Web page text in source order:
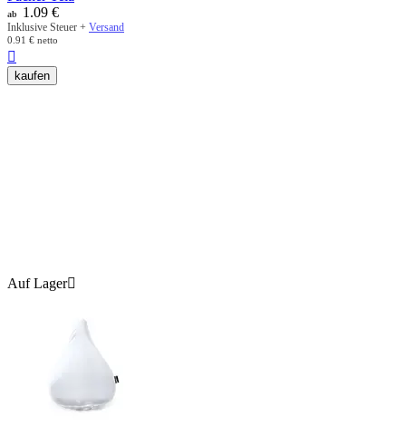
ab 1.09 €
Inklusive Steuer + Versand
0.91 € netto

kaufen
Auf Lager